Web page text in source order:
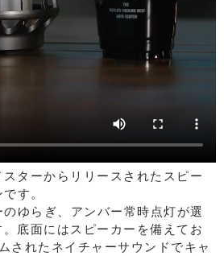
ターからリリースされたスピー
す。
ゆらぎ、アンバー常時点灯が選
底面にはスピーカーを備えてお
されたネイチャーサウンドでキャ